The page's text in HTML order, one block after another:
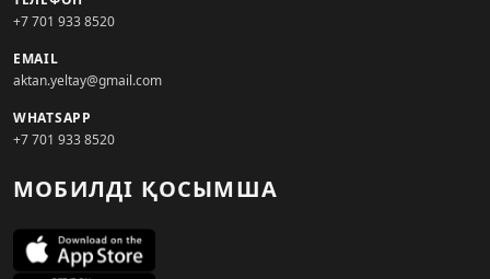
+7 701 933 8520
EMAIL
aktan.yeltay@gmail.com
WHATSAPP
+7 701 933 8520
МОБИЛДІ ҚОСЫМША